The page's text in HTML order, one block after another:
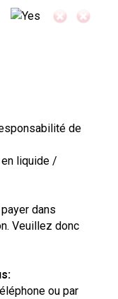
de
liquide /
dans
Veuillez donc
ou par